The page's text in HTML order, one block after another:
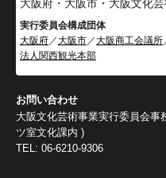
大阪府・大阪市・大阪文化
実行委員会構成団体
大阪府／大阪市／大阪商工会議所
法人関西観光本部
お問い合わせ
大阪文化芸術事業実行委員会事
ツ室文化課内 )
TEL: 06-6210-9306